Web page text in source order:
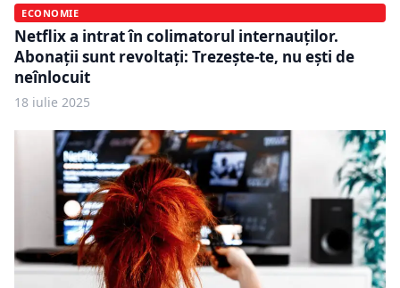
ECONOMIE
Netflix a intrat în colimatorul internauților.
Abonații sunt revoltați: Trezește-te, nu ești de
neînlocuit
18 iulie 2025